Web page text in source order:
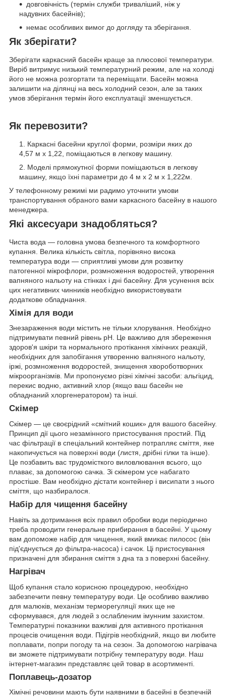
довговічність (термін служби триваліший, ніж у
надувних басейнів);
немає особливих вимог до догляду та зберігання.
Як зберігати?
Зберігати каркасний басейн краще за плюсової температури.
Виріб витримує низький температурний режим, але на холоді
його не можна розгортати та переміщати. Басейн можна
залишити на ділянці на весь холодний сезон, але за таких
умов зберігання термін його експлуатації зменшується.
Як перевозити?
Каркасні басейни круглої форми, розміри яких до
4,57 м x 1,22, поміщаються в легкову машину.
Моделі прямокутної форми поміщаються в легкову
машину, якщо їхні параметри до 4 м х 2 м х 1,222м.
У телефонному режимі ми радимо уточнити умови
транспортування обраного вами каркасного басейну в нашого
менеджера.
Які аксесуари знадобляться?
Чиста вода — головна умова безпечного та комфортного
купання. Велика кількість світла, порівняно висока
температура води — сприятливі умови для розвитку
патогенної мікрофлори, розмноження водоростей, утворення
вапняного нальоту на стінках і дні басейну. Для усунення всіх
цих негативних чинників необхідно використовувати
додаткове обладнання.
Хімія для води
Знезараження води містить не тільки хлорування. Необхідно
підтримувати певний рівень pH. Це важливо для збереження
здоров'я шкіри та нормального протікання хімічних реакцій,
необхідних для запобігання утворенню вапняного нальоту,
іржі, розмноження водоростей, знищення хвороботворних
мікроорганізмів. Ми пропонуємо різні хімічні засоби: альгіцид,
перекис водню, активний хлор (якщо ваш басейн не
обладнаний хлоргенератором) та інші.
Скімер
Скімер — це своєрідний «смітний кошик» для вашого басейну.
Принцип дії цього незамінного пристосування простий. Під
час фільтрації в спеціальний контейнер потрапляє сміття, яке
накопичується на поверхні води (листя, дрібні гілки та інше).
Це позбавить вас трудомісткого виловлювання всього, що
плаває, за допомогою сачка. Зі скімером усе набагато
простіше. Вам необхідно дістати контейнер і висипати з нього
сміття, що назбиралося.
Набір для чищення басейну
Навіть за дотримання всіх правил обробки води періодично
треба проводити генеральне прибирання в басейні. У цьому
вам допоможе набір для чищення, який вмикає пилосос (він
під'єднується до фільтра-насоса) і сачок. Ці пристосування
призначені для збирання сміття з дна та з поверхні басейну.
Нагрівач
Щоб купання стало корисною процедурою, необхідно
забезпечити певну температуру води. Це особливо важливо
для малюків, механізм терморегуляції яких ще не
сформувався, для людей з ослабленим імунним захистом.
Температурні показники важливі для активного протікання
процесів очищення води. Підігрів необхідний, якщо ви любите
поплавати, попри погоду та на сезон. За допомогою нагрівача
ви зможете підтримувати потрібну температуру води. Наш
інтернет-магазин представляє цей товар в асортименті.
Поплавець-дозатор
Хімічні речовини мають бути наявними в басейні в безпечній